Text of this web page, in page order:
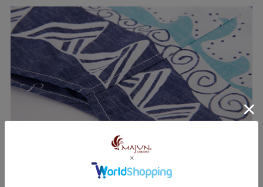
SEWING 縫製のこだわり
MAJUNシャツは日進商会の子会社で基幹工場であるニチ